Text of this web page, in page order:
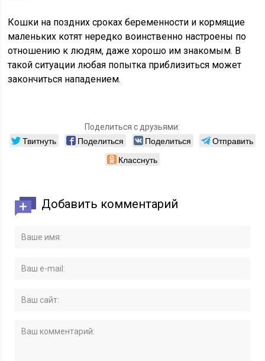
Кошки на поздних сроках беременности и кормящие
маленьких котят нередко воинственно настроены по
отношению к людям, даже хорошо им знакомым. В
такой ситуации любая попытка приблизиться может
закончиться нападением.
Поделиться с друзьями:
Твитнуть Поделиться Поделиться
Отправить
Класснуть
Добавить комментарий